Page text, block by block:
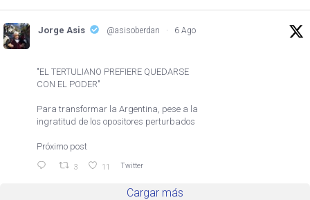
Jorge Asis @asisoberdan · 6 Ago
"EL TERTULIANO PREFIERE QUEDARSE
CON EL PODER"
Para transformar la Argentina, pese a la
ingratitud de los opositores perturbados
Próximo post
3 11 Twitter
Cargar más